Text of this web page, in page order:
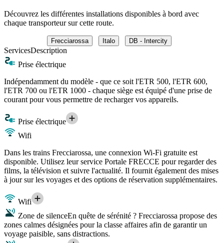
Découvrez les différentes installations disponibles à bord avec
chaque transporteur sur cette route.
Frecciarossa Italo DB - Intercity
ServicesDescription
Prise électrique
Indépendamment du modèle - que ce soit l'ETR 500, l'ETR 600,
l'ETR 700 ou l'ETR 1000 - chaque siège est équipé d'une prise de
courant pour vous permettre de recharger vos appareils.
Prise électrique
Wifi
Dans les trains Frecciarossa, une connexion Wi-Fi gratuite est
disponible. Utilisez leur service Portale FRECCE pour regarder des
films, la télévision et suivre l'actualité. Il fournit également des mises
à jour sur les voyages et des options de réservation supplémentaires.
Wifi
Zone de silenceEn quête de sérénité ? Frecciarossa propose des
zones calmes désignées pour la classe affaires afin de garantir un
voyage paisible, sans distractions.